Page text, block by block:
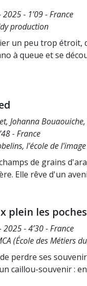
- 1’09 - France
production
un peu trop étroit,
à queue et se
Johanna
- France
l'école de l'image
de grains
Elle rêve d'un
plein les poches
2025 - 4’30 - France
(École des Métiers
perdre ses
caillou-souvenir :